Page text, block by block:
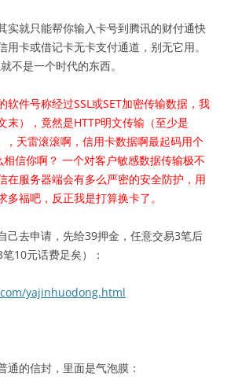
实就只能帮你输入卡号到腾讯的财付通快
用卡或借记卡无卡支付通道，别无它用。
不是一个时代的东西。
软件号称经过SSL或SET加密传输数据，我
末），竟然是HTTP明文传输（至少是
天雷滚滚啊，信用卡数据啊最起码用个
相信你啊？ 一个对客户敏感数据传输极不
在服务器端会有多么严密的安全防护，用
多福吧，反正我是打算换卡了。
己去申请，先给39押金，任意交易3笔后
10元话费足矣）：
yajinhuodong.html
通的信封，里面是气泡膜：